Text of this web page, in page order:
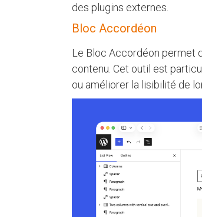
des plugins externes.
Bloc Accordéon
Le Bloc Accordéon permet
contenu. Cet outil est
ou améliorer la lisibilité de